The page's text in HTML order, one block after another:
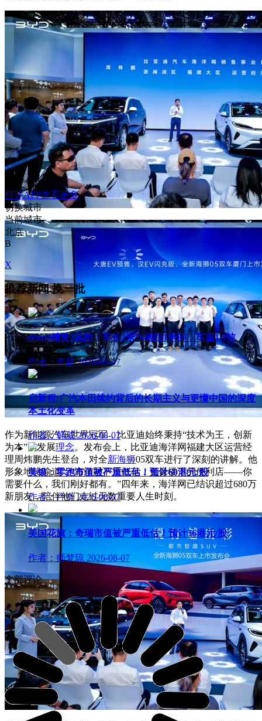
作为新能源汽车世界冠军，比亚迪始终秉持“技术为王，创新
为本”的发展理念。发布会上，比亚迪海洋网福建大区运营经
理周炜鹏先生登台，对全新海狮05双车进行了深刻的讲解。他
形象地比喻道：“海洋网不只做车，更像楼下的便利店——你
需要什么，我们刚好都有。”四年来，海洋网已结识超过680万
新朋友，陪伴他们走过无数重要人生时刻。
展开全文
打开APP查看更多
切换城市
当前城市
北京
B
X
推荐新闻换一批
smart精灵2实拍：车长2米76轴距1米87，车重1.1吨
作者：李超 2026-08-07
启新程:广汽本田续约背后的长期主义与更懂中国的深度
本土化变革
作者：韩威 2026-08-07
美银：零跑市值被严重低估！预计60港元/股
作者：卢奇 2026-08-07
美国花旗：奇瑞市值被严重低估！预计36港元/股
作者：师梦琼 2026-08-07
全部评论